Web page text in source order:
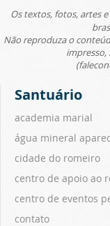
Os textos, fotos, artes
Não reproduza o
impresso,
Santuário
academia marial
água mineral
cidade do romeiro
centro de apoio ao
centro de eventos
contato